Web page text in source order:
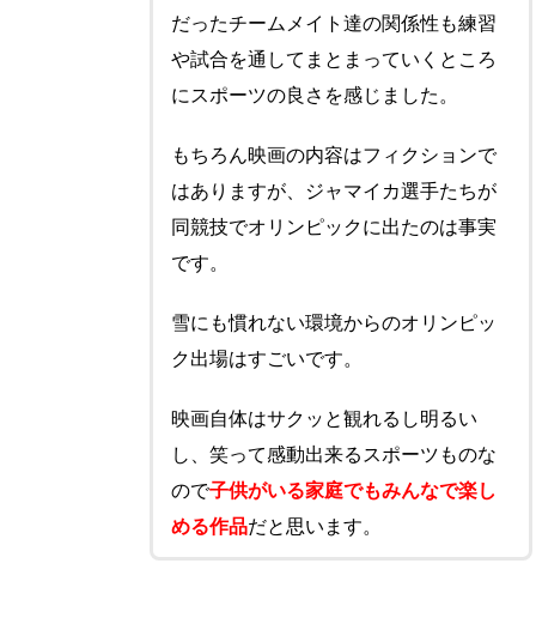
だったチームメイト達の関係性も練習
や試合を通してまとまっていくところ
にスポーツの良さを感じました。
もちろん映画の内容はフィクションで
はありますが、ジャマイカ選手たちが
同競技でオリンピックに出たのは事実
です。
雪にも慣れない環境からのオリンピッ
ク出場はすごいです。
映画自体はサクッと観れるし明るい
し、笑って感動出来るスポーツものな
ので子供がいる家庭でもみんなで楽し
める作品だと思います。